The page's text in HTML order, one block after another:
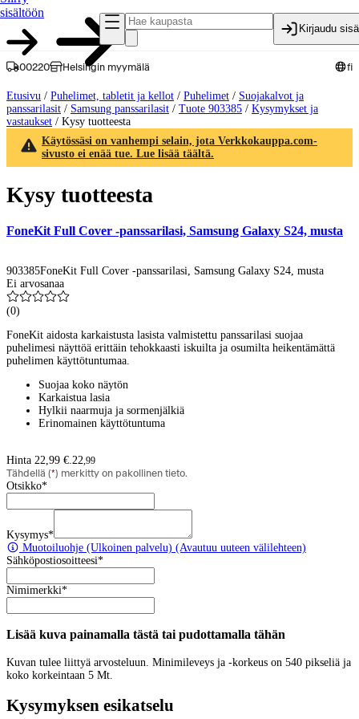
sisältöön
Kirjaudu
00220 Helsingin myymälä fi
Etusivu / Puhelimet, tabletit ja kellot / Puhelimet / Suojakalvot ja
panssarilasit / Samsung panssarilasit / Tuote 903385 / Kysymykset ja
vastaukset / Kysy tuotteesta
Käytössäsi on vanhempi selain, jota Verkkokauppa.com-
sivusto ei enää tue. Lue lisää täältä.
Kysy tuotteesta
FoneKit Full Cover -panssarilasi, Samsung Galaxy S24, musta
903385FoneKit Full Cover -panssarilasi, Samsung Galaxy S24, musta
Ei arvosanaa
(0)
FoneKit aidosta karkaistusta lasista valmistettu panssarilasi suojaa
puhelimesi näyttöä erittäin tehokkaasti iskuilta ja osumilta heikentämättä
puhelimen käyttötuntumaa.
Suojaa koko näytön
Karkaistua lasia
Hylkii naarmuja ja sormenjälkiä
Erinomainen käyttötuntuma
Hinta 22,99 €. 22,99
Tähdellä (*) merkitty on pakollinen tieto.
Otsikko*
Kysymys*
Muotoiluohje (Ulkoinen palvelu) (Avautuu uuteen välilehteen)
Sähköpostiosoitteesi*
Nimimerkki*
Lisää kuva painamalla tästä tai pudottamalla tähän
Kuvan tulee liittyä arvosteluun. Minimileveys ja -korkeus on 540 pikseliä ja
koko korkeintaan 5 Mt.
Kysymyksen esikatselu